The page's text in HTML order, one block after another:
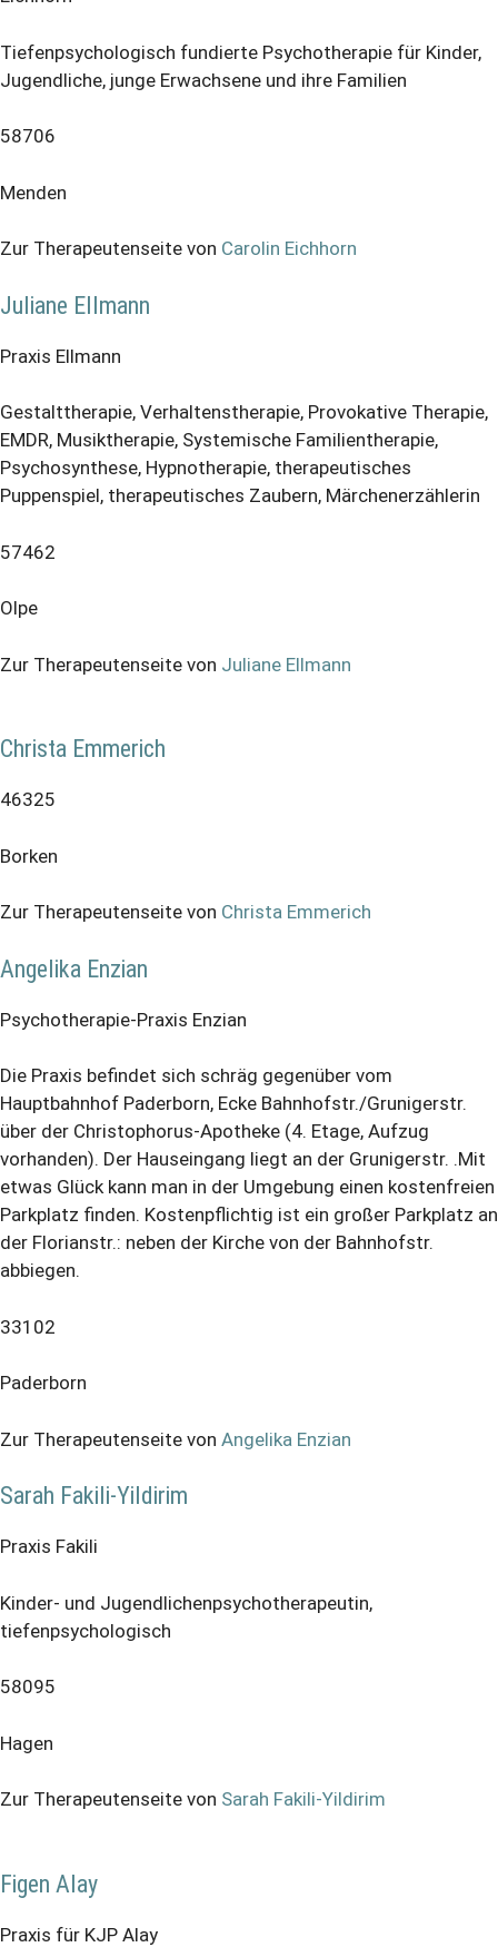
Tiefenpsychologisch fundierte Psychotherapie für Kinder,
Jugendliche, junge Erwachsene und ihre Familien
58706
Menden
Zur Therapeutenseite von Carolin Eichhorn
Juliane Ellmann
Praxis Ellmann
Gestalttherapie, Verhaltenstherapie, Provokative Therapie,
EMDR, Musiktherapie, Systemische Familientherapie,
Psychosynthese, Hypnotherapie, therapeutisches
Puppenspiel, therapeutisches Zaubern, Märchenerzählerin
57462
Olpe
Zur Therapeutenseite von Juliane Ellmann
Christa Emmerich
46325
Borken
Zur Therapeutenseite von Christa Emmerich
Angelika Enzian
Psychotherapie-Praxis Enzian
Die Praxis befindet sich schräg gegenüber vom
Hauptbahnhof Paderborn, Ecke Bahnhofstr./Grunigerstr.
über der Christophorus-Apotheke (4. Etage, Aufzug
vorhanden). Der Hauseingang liegt an der Grunigerstr. .Mit
etwas Glück kann man in der Umgebung einen kostenfreien
Parkplatz finden. Kostenpflichtig ist ein großer Parkplatz an
der Florianstr.: neben der Kirche von der Bahnhofstr.
abbiegen.
33102
Paderborn
Zur Therapeutenseite von Angelika Enzian
Sarah Fakili-Yildirim
Praxis Fakili
Kinder- und Jugendlichenpsychotherapeutin,
tiefenpsychologisch
58095
Hagen
Zur Therapeutenseite von Sarah Fakili-Yildirim
Figen Alay
Praxis für KJP Alay